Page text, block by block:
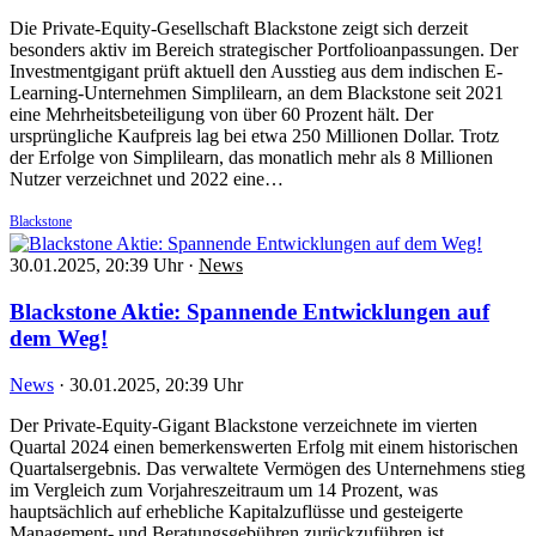
Die Private-Equity-Gesellschaft Blackstone zeigt sich derzeit
besonders aktiv im Bereich strategischer Portfolioanpassungen. Der
Investmentgigant prüft aktuell den Ausstieg aus dem indischen E-
Learning-Unternehmen Simplilearn, an dem Blackstone seit 2021
eine Mehrheitsbeteiligung von über 60 Prozent hält. Der
ursprüngliche Kaufpreis lag bei etwa 250 Millionen Dollar. Trotz
der Erfolge von Simplilearn, das monatlich mehr als 8 Millionen
Nutzer verzeichnet und 2022 eine…
Blackstone
30.01.2025, 20:39 Uhr · News
Blackstone Aktie: Spannende Entwicklungen auf
dem Weg!
News · 30.01.2025, 20:39 Uhr
Der Private-Equity-Gigant Blackstone verzeichnete im vierten
Quartal 2024 einen bemerkenswerten Erfolg mit einem historischen
Quartalsergebnis. Das verwaltete Vermögen des Unternehmens stieg
im Vergleich zum Vorjahreszeitraum um 14 Prozent, was
hauptsächlich auf erhebliche Kapitalzuflüsse und gesteigerte